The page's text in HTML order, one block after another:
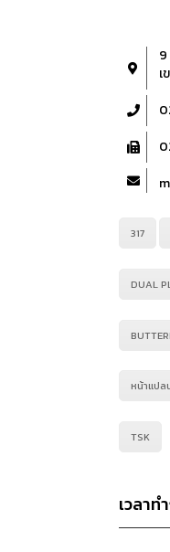
9
เ
317
DUAL
หน้าแปล
TSK
เวลาท